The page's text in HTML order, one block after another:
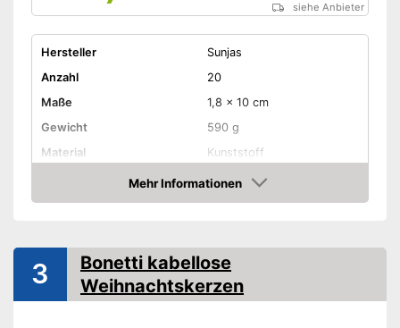
siehe Anbieter
Hersteller
Sunjas
Anzahl
20
Maße
1,8 x 10 cm
Gewicht
590 g
Material
Kunststoff
Rot, Weiß
Flackerndes Licht,
Dimmbar
LED
Mehr Informationen
Amazon
3
Bonetti kabellose
Weihnachtskerzen